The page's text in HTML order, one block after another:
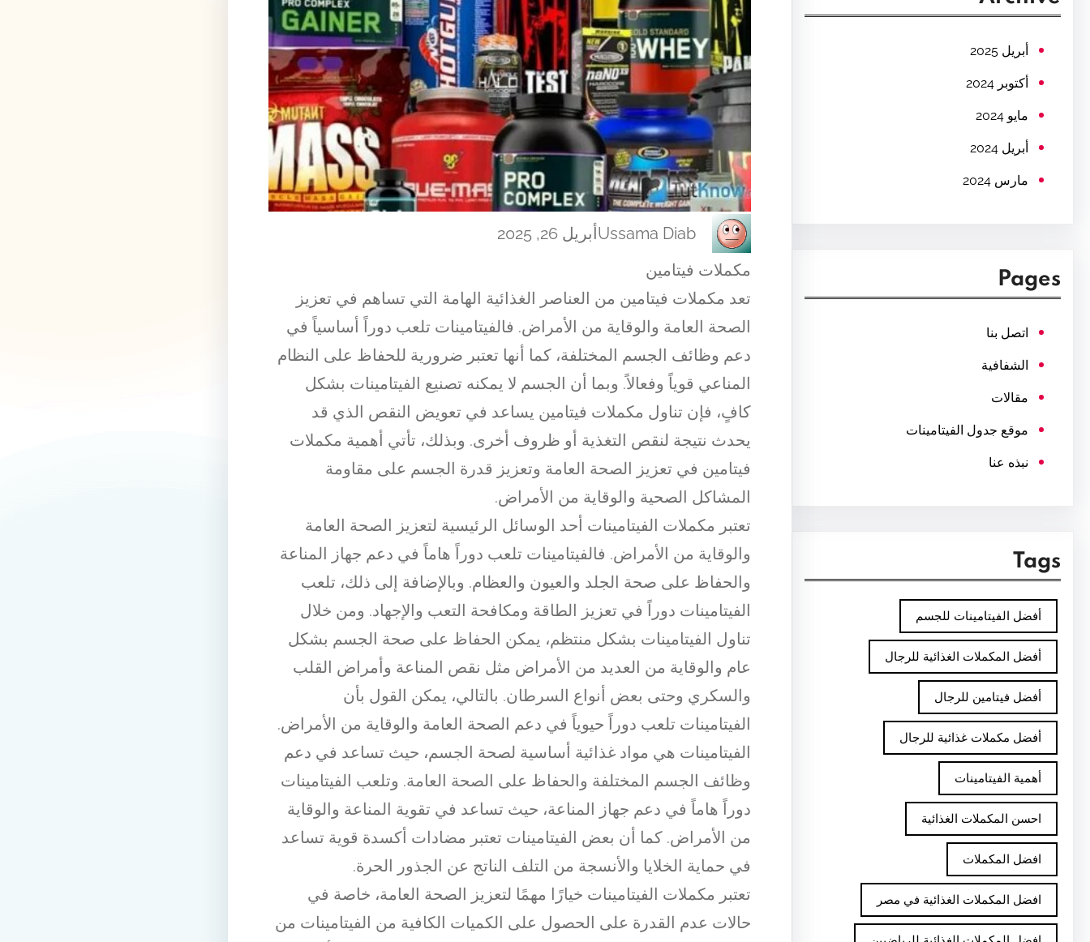
c
أبريل 2025
أكتوبر 2024
مايو 2024
أبريل 2024
مارس 2024
Pages
اتصل بنا
الشفافية
مقالات
موقع جدول الفيتامينات
نبذه عنا
Tags
أفضل الفيتامينات للجسم
أفضل المكملات الغذائية للرجال
أفضل فيتامين للرجال
أفضل مكملات غذائية للرجال
أهمية الفيتامينات
احسن المكملات الغذائية
افضل المكملات
افضل المكملات الغذائية في مصر
Ussama Diabأبريل 26, 2025
مكملات فيتامين
تعد مكملات فيتامين من العناصر الغذائية الهامة التي تساهم في تعزيز
الصحة العامة والوقاية من الأمراض. فالفيتامينات تلعب دوراً أساسياً في
دعم وظائف الجسم المختلفة، كما أنها تعتبر ضرورية للحفاظ على النظام
المناعي قوياً وفعالاً. وبما أن الجسم لا يمكنه تصنيع الفيتامينات بشكل
كافٍ، فإن تناول مكملات فيتامين يساعد في تعويض النقص الذي قد
يحدث نتيجة لنقص التغذية أو ظروف أخرى. وبذلك، تأتي أهمية مكملات
فيتامين في تعزيز الصحة العامة وتعزيز قدرة الجسم على مقاومة
المشاكل الصحية والوقاية من الأمراض.
تعتبر مكملات الفيتامينات أحد الوسائل الرئيسية لتعزيز الصحة العامة
والوقاية من الأمراض. فالفيتامينات تلعب دوراً هاماً في دعم جهاز المناعة
والحفاظ على صحة الجلد والعيون والعظام. وبالإضافة إلى ذلك، تلعب
الفيتامينات دوراً في تعزيز الطاقة ومكافحة التعب والإجهاد. ومن خلال
تناول الفيتامينات بشكل منتظم، يمكن الحفاظ على صحة الجسم بشكل
عام والوقاية من العديد من الأمراض مثل نقص المناعة وأمراض القلب
والسكري وحتى بعض أنواع السرطان. بالتالي، يمكن القول بأن
الفيتامينات تلعب دوراً حيوياً في دعم الصحة العامة والوقاية من الأمراض.
الفيتامينات هي مواد غذائية أساسية لصحة الجسم، حيث تساعد في دعم
وظائف الجسم المختلفة والحفاظ على الصحة العامة. وتلعب الفيتامينات
دوراً هاماً في دعم جهاز المناعة، حيث تساعد في تقوية المناعة والوقاية
من الأمراض. كما أن بعض الفيتامينات تعتبر مضادات أكسدة قوية تساعد
في حماية الخلايا والأنسجة من التلف الناتج عن الجذور الحرة.
تعتبر مكملات الفيتامينات خيارًا مهمًا لتعزيز الصحة العامة، خاصة في
حالات عدم القدرة على الحصول على الكميات الكافية من الفيتامينات من